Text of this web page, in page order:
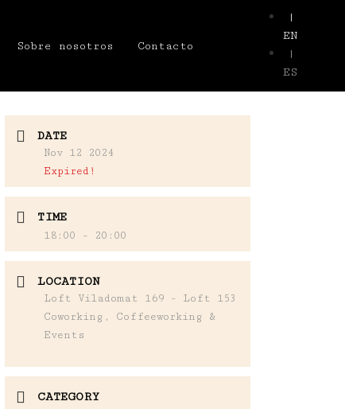
Sobre nosotros Contacto
|
EN
|
ES
DATE
Nov 12 2024
Expired!
TIME
18:00 - 20:00
LOCATION
Loft Viladomat 169 - Loft 153
Coworking, Coffeeworking &
Events
CATEGORY